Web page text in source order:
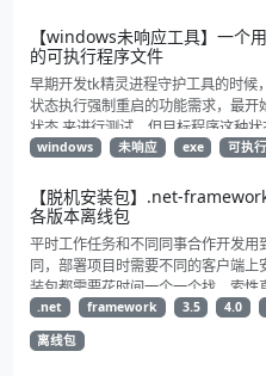
【windows未响应工具】一个
的可执行程序文件
早期开发tk精灵进程守护工具的时候
状态执行强制重启的功能需求，最开
状态 来进行测试，但目标程序这种
次功能验证和测试都比较麻烦，于是
windows 未响应 exe 可执
【脱机安装包】.net-
各版本离线包
平时工作任务和不同同事合作开发
同，部署项目时需要不同的客户端
装包都需要花时间一个一个找，索
一起方便以后下载和转存。 其中包
4.6、4.7、4.8各个版本发布的的运行
.net framework 3.5 4.0
离线包